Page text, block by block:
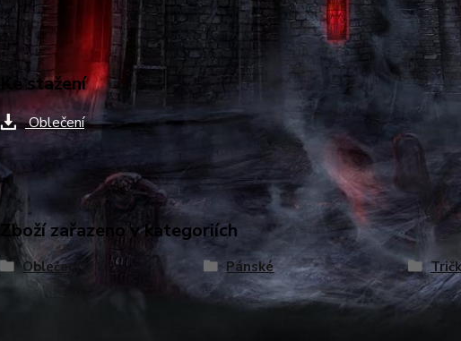
Ke stažení
Oblečení
Zboží zařazeno v kategoriích
Oblečení Pánské